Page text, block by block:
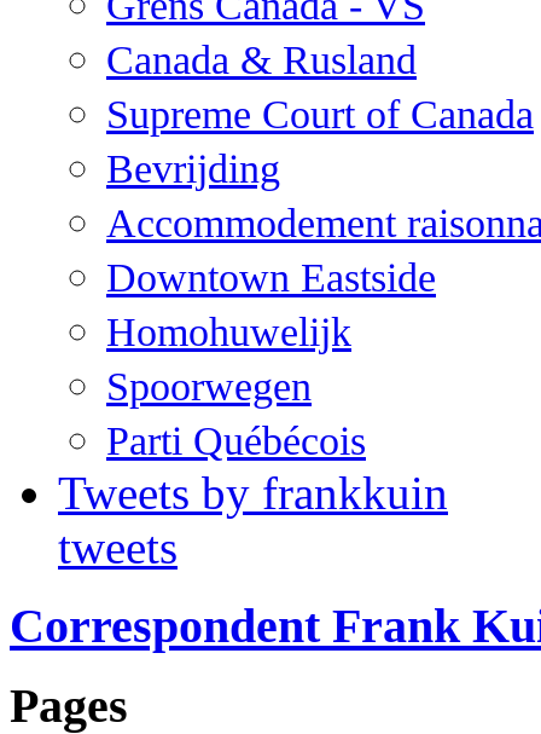
Canada & Rusland
Supreme Court of Canada
Bevrijding
Accommodement
Downtown Eastside
Homohuwelijk
Spoorwegen
Parti Québécois
Tweets by frankkuin
tweets
Correspondent Frank
Pages